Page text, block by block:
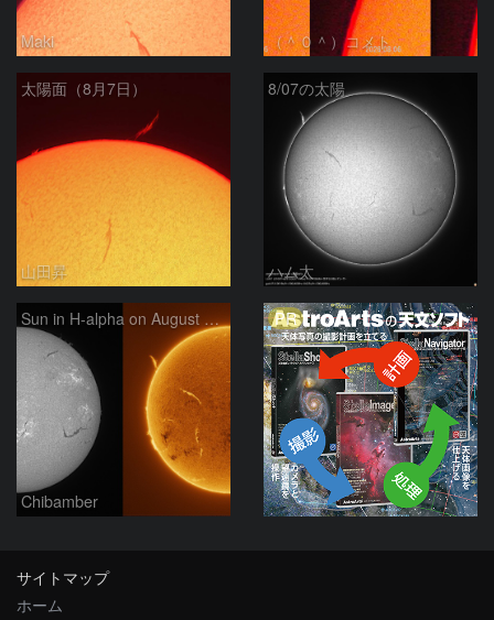
Maki （＾０＾）コメト
太陽面（8月7日）
山田昇
8/07の太陽
ハム太
Sun in H-alpha on August 7, 2026
Chibamber
PR
サイトマップ
ホーム